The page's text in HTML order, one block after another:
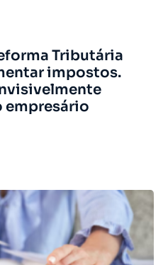
Tributária
impostos.
empresário